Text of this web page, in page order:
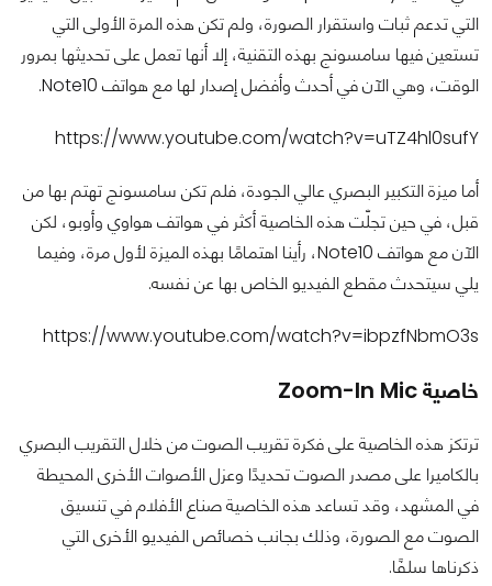
التي تدعم ثبات واستقرار الصورة، ولم تكن هذه المرة الأولى التي
تستعين فيها سامسونج بهذه التقنية، إلا أنها تعمل على تحديثها بمرور
الوقت، وهي الآن في أحدث وأفضل إصدار لها مع هواتف Note10.
https://www.youtube.com/watch?v=uTZ4hl0sufY
أما ميزة التكبير البصري عالي الجودة، فلم تكن سامسونج تهتم بها من
قبل، في حين تجلّت هذه الخاصية أكثر في هواتف هواوي وأوبو، لكن
الآن مع هواتف Note10، رأينا اهتمامًا بهذه الميزة لأول مرة، وفيما
يلي سيتحدث مقطع الفيديو الخاص بها عن نفسه.
https://www.youtube.com/watch?v=ibpzfNbmO3s
خاصية Zoom-In Mic
ترتكز هذه الخاصية على فكرة تقريب الصوت من خلال التقريب البصري
بالكاميرا على مصدر الصوت تحديدًا وعزل الأصوات الأخرى المحيطة
في المشهد، وقد تساعد هذه الخاصية صناع الأفلام في تنسيق
الصوت مع الصورة، وذلك بجانب خصائص الفيديو الأخرى التي
ذكرناها سلفًا.